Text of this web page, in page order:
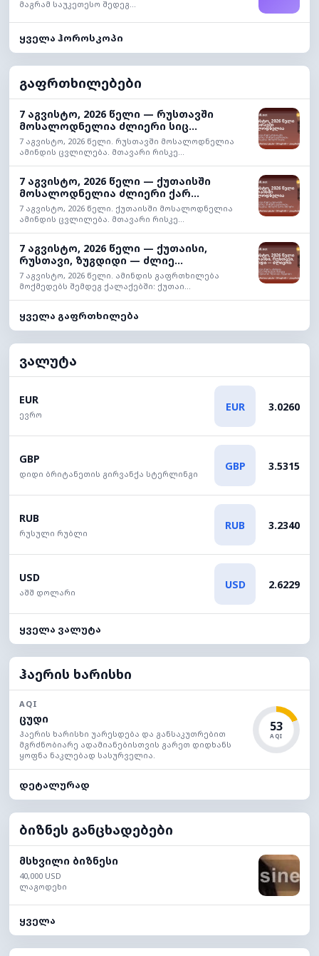
მაგრამ საუკეთესო შედეგ...
ყველა ჰოროსკოპი
გაფრთხილებები
7 აგვისტო, 2026 წელი — რუსთავში
მოსალოდნელია ძლიერი სიც...
7 აგვისტო, 2026 წელი. რუსთავში მოსალოდნელია
ამინდის ცვლილება. მთავარი რისკე...
7 აგვისტო, 2026 წელი — ქუთაისში
მოსალოდნელია ძლიერი ქარ...
7 აგვისტო, 2026 წელი. ქუთაისში მოსალოდნელია
ამინდის ცვლილება. მთავარი რისკე...
7 აგვისტო, 2026 წელი — ქუთაისი,
რუსთავი, ზუგდიდი — ძლიე...
7 აგვისტო, 2026 წელი. ამინდის გაფრთხილება
მოქმედებს შემდეგ ქალაქებში: ქუთაი...
ყველა გაფრთხილება
ვალუტა
EUR
ევრო
EUR 3.0260
GBP
დიდი ბრიტანეთის გირვანქა სტერლინგი
GBP 3.5315
RUB
რუსული რუბლი
RUB 3.2340
USD
აშშ დოლარი
USD 2.6229
ყველა ვალუტა
ჰაერის ხარისხი
AQI
ცუდი
ჰაერის ხარისხი უარესდება და განსაკუთრებით
მგრძნობიარე ადამიანებისთვის გარეთ დიდხანს
ყოფნა ნაკლებად სასურველია.
53
AQI
დეტალურად
ბიზნეს განცხადებები
მსხვილი ბიზნესი
40,000 USD
ლაგოდეხი
ყველა